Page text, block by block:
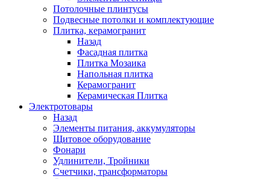
Потолочные плинтусы
Подвесные потолки и комплектующие
Плитка, керамогранит
Назад
Фасадная плитка
Плитка Мозаика
Напольная плитка
Керамогранит
Керамическая Плитка
Электротовары
Назад
Элементы питания, аккумуляторы
Щитовое оборудование
Фонари
Удлинители, Тройники
Счетчики, трансформаторы